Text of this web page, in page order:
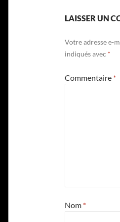
LAISSER UN
Votre adresse e-
indiqués avec *
Commentaire *
Nom *